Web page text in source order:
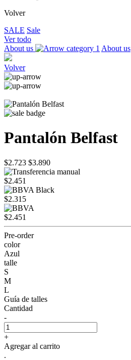
Volver
SALE Sale
Ver todo
About us
About us
Volver
Pantalón Belfast
$2.723 $3.890
$2.451
$2.315
$2.451
Pre-order
color
Azul
talle
S
M
L
Guía de talles
Cantidad
-
+
Agregar al carrito
.